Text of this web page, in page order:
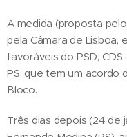
A medida (proposta
pela Câmara de Lisboa,
favoráveis do PSD,
PS, que tem um acordo
Bloco.
Três dias depois (24 de